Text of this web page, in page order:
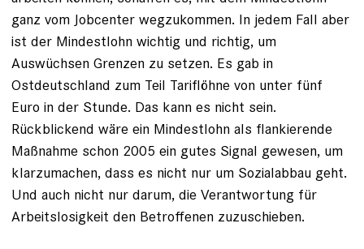
ganz vom Jobcenter wegzukommen. In jedem Fall aber
ist der Mindestlohn wichtig und richtig, um
Auswüchsen Grenzen zu setzen. Es gab in
Ostdeutschland zum Teil Tariflöhne von unter fünf
Euro in der Stunde. Das kann es nicht sein.
Rückblickend wäre ein Mindestlohn als flankierende
Maßnahme schon 2005 ein gutes Signal gewesen, um
klarzumachen, dass es nicht nur um Sozialabbau geht.
Und auch nicht nur darum, die Verantwortung für
Arbeitslosigkeit den Betroffenen zuzuschieben.